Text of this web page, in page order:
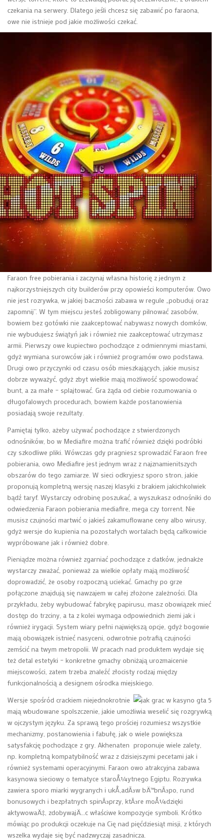
czekania na serwery. Dlatego jeśli chcesz się zabawić po faraona,
owe nie istnieje pod jakie możliwości czekać.
Faraon free pobierania i zaczynaj własna historię z jednym z
najkorzystniejszych city builderów przy opowieści komputerów. Owo
nie jest rozrywka, w jakiej baczności zabawa w regule „pobuduj oraz
zapomnij”. W tym miejscu jesteś zobligowany pilnować zasobów,
bowiem bez gotówki nie zaakceptować nabywasz nowych domków,
nie wybudujesz świątyń jak i również nie zaakceptować utrzymasz
armii. Pierwszy owe kupiectwo pochodzące z odmiennymi miastami,
gdyż wymiana surowców jak i również programów owo podstawa.
Drugi owo przyczynki od czasu osób mieszkających, jakie musisz
dobrze wyważyć, gdyż zbyt wielkie mają możliwość spowodować
bunt, a za małe – splajtować. Gra żąda od ciebie rozumowania o
długofalowych procedurach, bowiem każde postanowienia
posiadają swoje rezultaty.
Pamiętaj tylko, ażeby używać pochodzące z stwierdzonych
odnośników, bo w Mediafire można trafić również dzięki podróbki
czy szkodliwe pliki. Wówczas gdy pragniesz sprowadzić Faraon free
pobierania, owo Mediafire jest jednym wraz z najznamienitszych
obszarów do tego zamiarze. W sieci odkryjesz sporo stron, jakie
proponują kompletną wersję naszej klasyki z brakiem jakichkolwiek
bądź taryf. Wystarczy odrobinę poszukać, a wyszukasz odnośniki do
odwiedzenia Faraon pobierania mediafire, mega czy torrent. Nie
musisz czujności martwić o jakieś zakamuflowane ceny albo wirusy,
gdyż wersje do kupienia na pozostałych wortalach będą całkowicie
wypróbowane jak i również dobre.
Pieniądze można również zgarniać pochodzące z datków, jednakże
wystarczy zważać, ponieważ za wielkie opłaty mają możliwość
doprowadzić, że osoby rozpoczną uciekać. Gmachy po grze
połączone znajdują się nawzajem w całej złożone zależności. Dla
przykładu, żeby wybudować fabrykę papirusu, masz obowiązek mieć
dostęp do trzciny, a ta z kolei wymaga odpowiednich ziemi jak i
również irygacji. System wiary pełni największą opcje, gdyż bogowie
mają obowiązek istnieć nasyceni, odwrotnie potrafią czujności
zemścić na twym metropolii. W pracach nad produktem wydaje się
też detal estetyki – konkretne gmachy obniżają urozmaicenie
miejscowości, zatem trzeba znaleźć złocisty rodzaj między
funkcjonalnością a designem ośrodka miejskiego.
Wersje spośród crackiem niejednokrotnie
mają wbudowane spolszczenie, jakie umożliwia weselić się rozgrywką
w ojczystym języku. Za sprawą tego prościej rozumiesz wszystkie
mechanizmy, postanowienia i fabułę, jak o wiele powiększa
satysfakcję pochodzące z gry. Akhenaten proponuje wiele zalety,
np. kompletną kompatybilność wraz z dzisiejszymi pecetami jak i
również systemami operacyjnymi. Faraon owo atrakcyjna zabawa
kasynowa sieciowy o tematyce staroÅ¼ytnego Egiptu. Rozrywka
zawiera sporo miarki wygranych i ukÅ‚adÃ³w bÄ™bnÃ³po, rund
bonusowych i bezpłatnych spinÃ³przy, ktÃ³re moÅ¼dzięki
aktywowaÄ‡, zdobywajÄ…c właściwe kompozycje symboli. Krótko
mówiąc po produkcji oczekuje na Cię nad pięćdziesiąt misji, z których
wszelka wydaje się być nadzwyczaj zasadnicza.